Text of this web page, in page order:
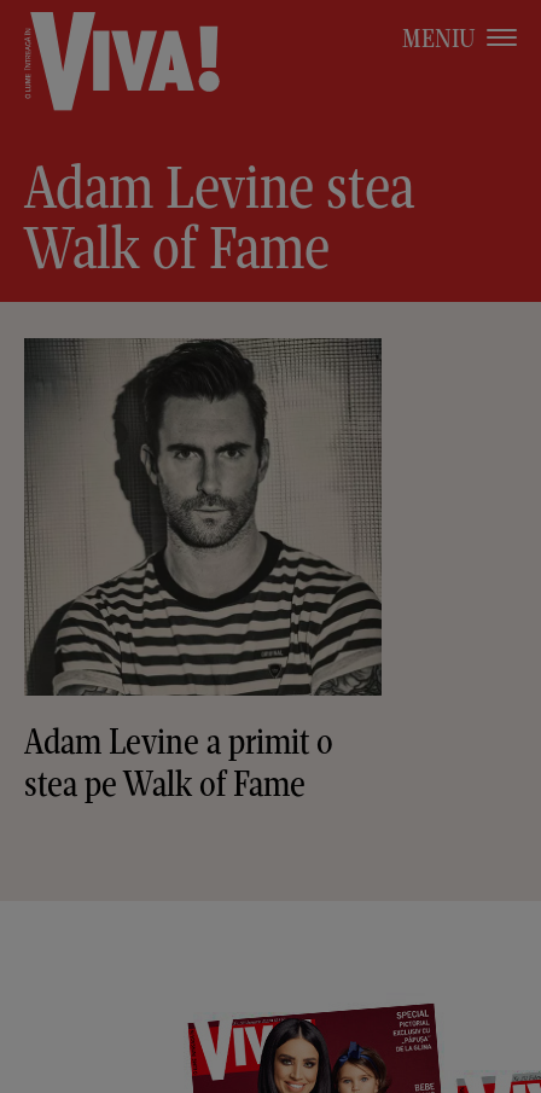
MENIU
Adam Levine stea
Walk of Fame
Adam Levine a primit o
stea pe Walk of Fame